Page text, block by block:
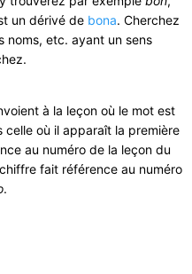
un dérivé de bona. Cherchez
noms, etc. ayant un sens
à la leçon où le mot est
où il apparaît la première
au numéro de la leçon du
fait référence au numéro
.